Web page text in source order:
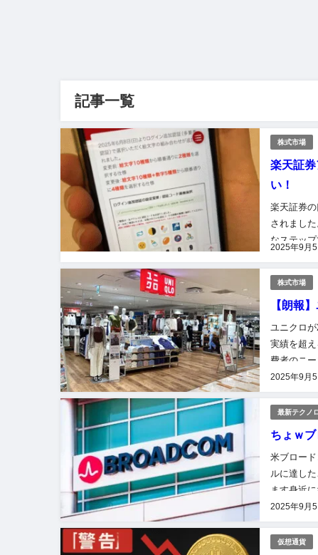
記事一覧
株式市場
楽天証
い！
2025年9月5
楽天証券
されまし
なステッ
とを願っ
株式市場
【朗報
2025年9月5
ユニクロ
実績を超
費者のニ
後の販売
最新テクノ
ちょｗ
2025年9月5
米ブロー
ルに達し
ます身近
する記事
仮想通貨